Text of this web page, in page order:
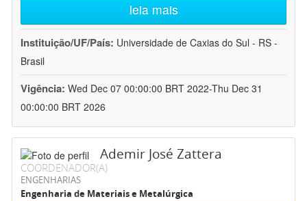
leia mais
Instituição/UF/País: Universidade de Caxias do Sul - RS -
Brasil
Vigência: Wed Dec 07 00:00:00 BRT 2022-Thu Dec 31
00:00:00 BRT 2026
Ademir José Zattera
COORDENADOR(A)
ENGENHARIAS
Engenharia de Materiais e Metalúrgica